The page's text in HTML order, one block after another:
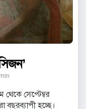
সেপ্টেম্বর
বছরব্যাপী হচ্ছে।